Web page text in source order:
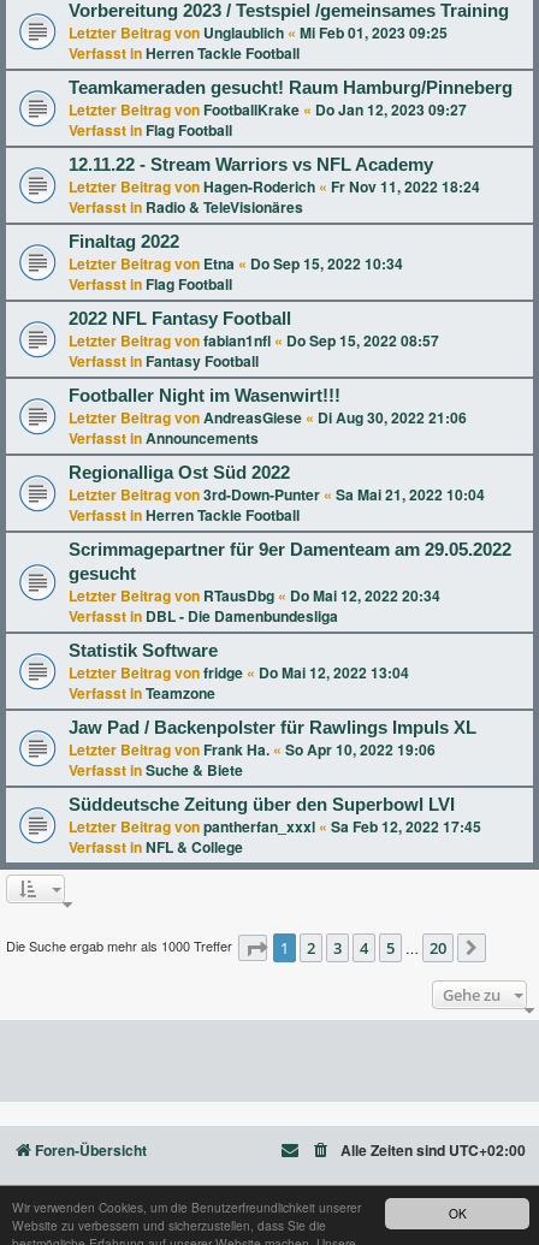
OK
Wir verwenden Cookies, um die Benutzerfreundlichkeit unserer
Website zu verbessern und sicherzustellen, dass Sie die
Vorbereitung 2023 / Testspiel /gemeinsames Training
Letzter Beitrag von Unglaublich « Mi Feb 01, 2023 09:25
Verfasst inHerren Tackle Football
Teamkameraden gesucht! Raum Hamburg/Pinneberg
Letzter Beitrag von FootballKrake « Do Jan 12, 2023 09:27
Verfasst in Flag Football
12.11.22 - Stream Warriors vs NFL Academy
Letzter Beitrag vonHagen-Roderich « Fr Nov 11, 2022 18:24
Verfasst in Radio & TeleVisionäres
Finaltag 2022
Letzter Beitrag von Etna « Do Sep 15, 2022 10:34
Verfasst in Flag Football
2022 NFL Fantasy Football
Letzter Beitrag vonfabian1nfl « Do Sep 15, 2022 08:57
Verfasst in Fantasy Football
Footballer Night im Wasenwirt!!!
Letzter Beitrag vonAndreasGiese « Di Aug 30, 2022 21:06
Verfasst inAnnouncements
Regionalliga Ost Süd 2022
Letzter Beitrag von3rd-Down-Punter « Sa Mai 21, 2022 10:04
Verfasst inHerren Tackle Football
Scrimmagepartner für 9er Damenteam am 29.05.2022
gesucht
Letzter Beitrag von RTausDbg « Do Mai 12, 2022 20:34
Verfasst in DBL - Die Damenbundesliga
Statistik Software
Letzter Beitrag vonfridge « Do Mai 12, 2022 13:04
Verfasst inTeamzone
Jaw Pad / Backenpolster für Rawlings Impuls XL
Letzter Beitrag von Frank Ha. « So Apr 10, 2022 19:06
Verfasst inSuche & Biete
Süddeutsche Zeitung über den Superbowl LVI
Letzter Beitrag vonpantherfan_xxxl « Sa Feb 12, 2022 17:45
Verfasst inNFL & College
Die Suche ergab mehr als 1000 Treffer Seite1 von 20
1 2 3 4 5 … 20
Gehe zu
Foren-Übersicht Alle Zeiten sind UTC+02:00
Powered byphpBB® Forum Software © phpBB Limited